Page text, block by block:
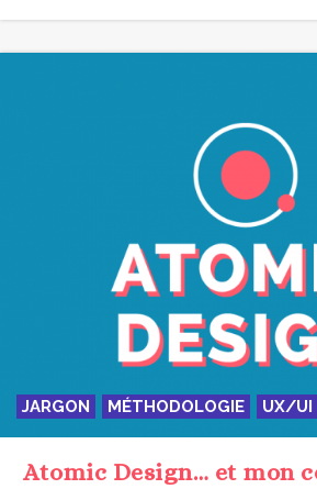
JARGON MÉTHODOLOGIE UX/UI
Atomic Design… et mon